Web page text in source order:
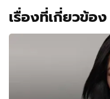
เก็
ตบุ๊ก
เล่ม
เรื่องที่เกี่ยวข้อง